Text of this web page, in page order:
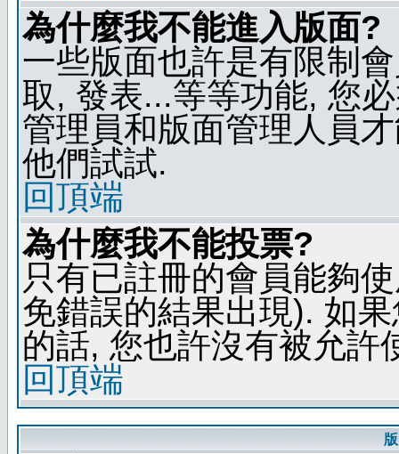
為什麼我不能進入版面?
一些版面也許是有限制
取, 發表...等等功能, 您
管理員和版面管理人員
他們試試.
回頂端
為什麼我不能投票?
只有已註冊的會員能夠
免錯誤的結果出現). 如
的話, 您也許沒有被允許
回頂端